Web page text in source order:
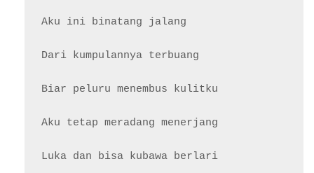
Aku ini binatang jalang
Dari kumpulannya terbuang
Biar peluru menembus kulitku
Aku tetap meradang menerjang
Luka dan bisa kubawa berlari